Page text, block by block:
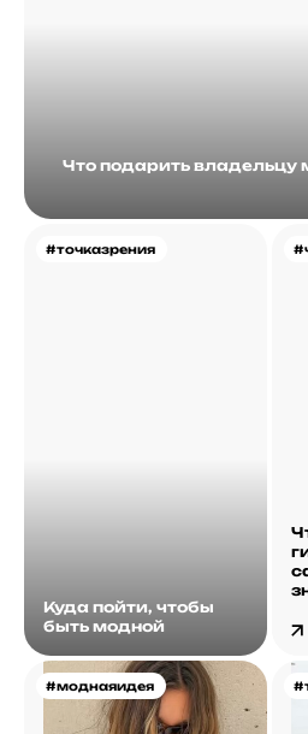
Что подарить владельцу
#точказрения
Куда пойти, чтобы
быть модной
#моднаяидея